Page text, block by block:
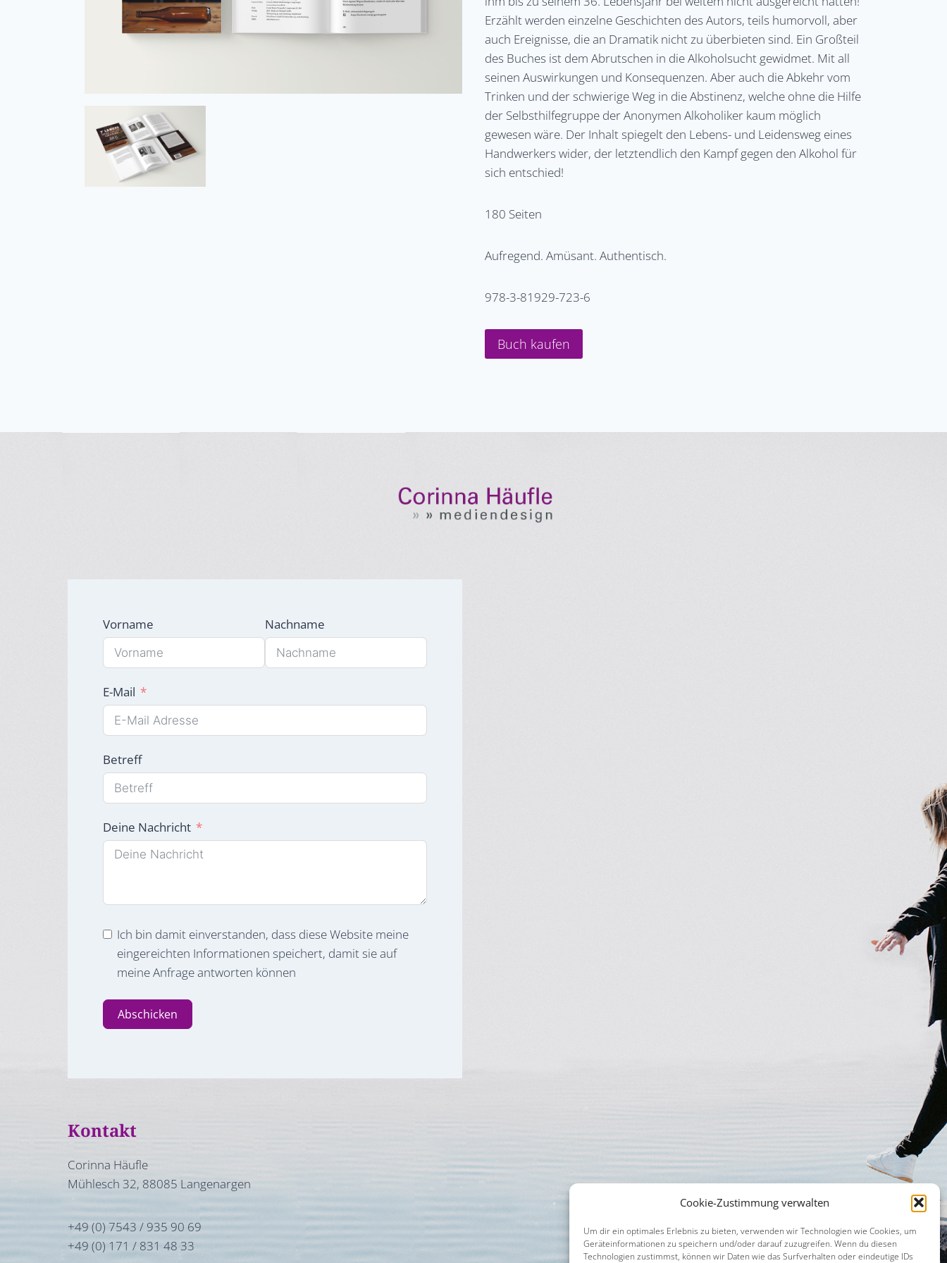
Cookie-Zustimmung verwalten
Um dir ein optimales Erlebnis zu bieten, verwenden wir Technologien wie Cookies, um
Geräteinformationen zu speichern und/oder darauf zuzugreifen. Wenn du diesen
Technologien zustimmst, können wir Daten wie das Surfverhalten oder eindeutige IDs
Erzählt werden einzelne Geschichten des Autors, teils humorvoll, aber
auch Ereignisse, die an Dramatik nicht zu überbieten sind. Ein Großteil
des Buches ist dem Abrutschen in die Alkoholsucht gewidmet. Mit all
seinen Auswirkungen und Konsequenzen. Aber auch die Abkehr vom
Trinken und der schwierige Weg in die Abstinenz, welche ohne die Hilfe
der Selbsthilfegruppe der Anonymen Alkoholiker kaum möglich
gewesen wäre. Der Inhalt spiegelt den Lebens- und Leidensweg eines
Handwerkers wider, der letztendlich den Kampf gegen den Alkohol für
sich entschied!
180 Seiten
Aufregend. Amüsant. Authentisch.
978-3-81929-723-6
Buch kaufen
Vorname Nachname
E-Mail
Betreff
Deine Nachricht
Ich bin damit einverstanden, dass diese Website meine
eingereichten Informationen speichert, damit sie auf
meine Anfrage antworten können
Abschicken
Kontakt
Corinna Häufle
Mühlesch 32, 88085 Langenargen
+49 (0) 7543 / 935 90 69
+49 (0) 171 / 831 48 33